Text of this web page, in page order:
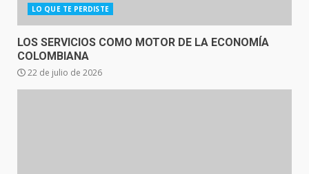
LO QUE TE PERDISTE
LOS SERVICIOS COMO MOTOR DE LA ECONOMÍA
COLOMBIANA
22 de julio de 2026